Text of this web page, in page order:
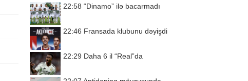
22:58 “Dinamo” ilə bacarmadı
22:46 Fransada klubunu dəyişdi
22:29 Daha 6 il “Real”da